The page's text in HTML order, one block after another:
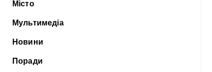
Місто
Мультимедіа
Новини
Поради